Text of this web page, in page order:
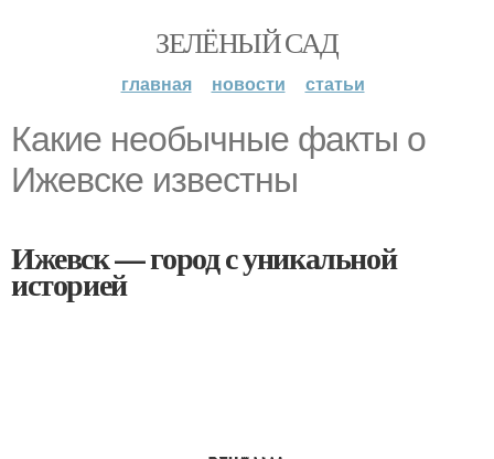
ЗЕЛЁНЫЙ САД
главная новости статьи
Какие необычные факты о
Ижевске известны
Ижевск — город с уникальной
историей